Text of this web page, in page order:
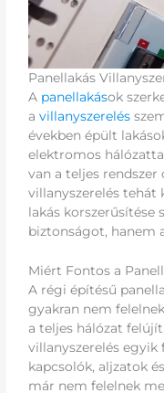
Panellakás
A panellakások
avillanyszerelés
években épült
elektromos
van a teljes rendszer
villanyszerelés tehát
lakás korszerűsítése
biztonságot, hanem
Miért Fontos a
A régi építésű
gyakran nem
a teljes hálózat
villanyszerelés egyik
kapcsolók, aljzatok
már nem felelnek